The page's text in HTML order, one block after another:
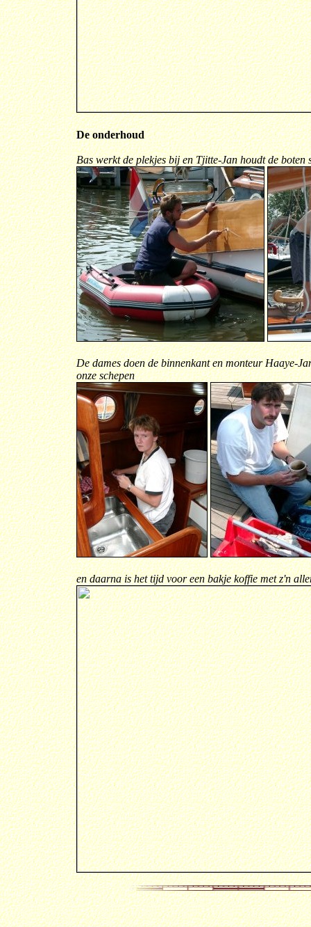
De onderhoud
Bas werkt de plekjes bij en Tjitte-Jan houdt de boten
De dames doen de binnenkant en monteur Haaye-
onze schepen
en daarna is het tijd voor een bakje koffie met z'n